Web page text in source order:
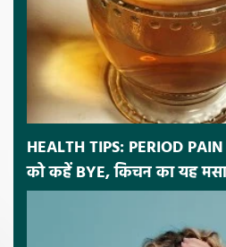
HEALTH TIPS: PERIOD
को कहें BYE, किचन का यह